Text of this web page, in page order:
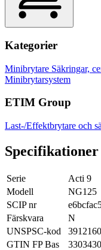
Kategorier
Minibrytare Säkringar,
Minibrytarsystem
ETIM Group
Last-/Effektbrytare och
Specifikationer
Serie
Acti 9
Modell
NG125
SCIP nr
Färskvara
N
UNSPSC-kod
GTIN FP Bas